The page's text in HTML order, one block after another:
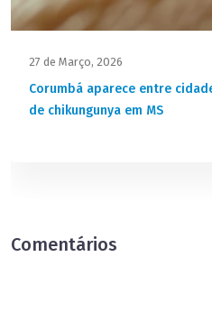
27 de Março, 2026
Corumbá aparece entre
de chikungunya em MS
Comentários